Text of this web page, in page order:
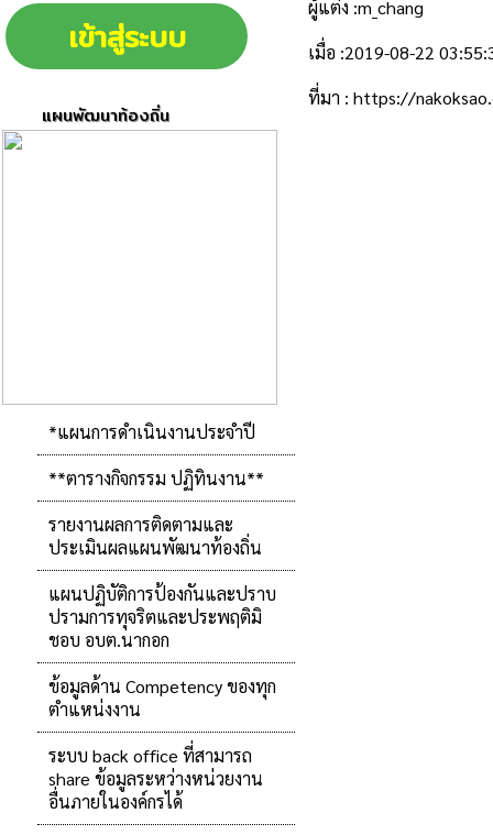
แผนพัฒนาท้องถิ่น
*แผนการดำเนินงานประจำปี
**ตารางกิจกรรม ปฏิทินงาน**
รายงานผลการติดตามและ
ประเมินผลแผนพัฒนาท้องถิ่น
แผนปฏิบัติการป้องกันและปราบ
ปรามการทุจริตและประพฤติมิ
ชอบ อบต.นากอก
ข้อมูลด้าน Competency ของทุก
ตำแหน่งงาน
ระบบ back office ที่สามารถ
share ข้อมูลระหว่างหน่วยงาน
อื่นภายในองค์กรได้
ผู้แต่ง :m_chang
เมื่อ :2019-08-22
ที่มา : https://